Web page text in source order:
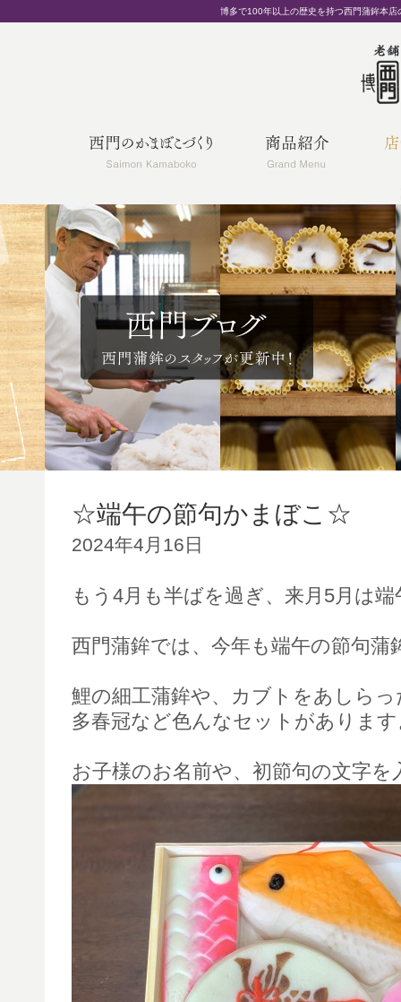
博多で100年以上の歴史を持つ西門蒲鉾本
☆端午の節句かまぼこ☆
2024年4月16日
もう4月も半ばを過ぎ、来月5月は
西門蒲鉾では、今年も端午の節句
鯉の細工蒲鉾や、カブトをあしら
多春冠など色んなセットがありま
お子様のお名前や、初節句の文字